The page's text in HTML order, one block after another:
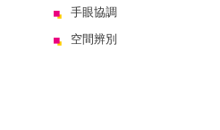
手眼協調
空間辨別